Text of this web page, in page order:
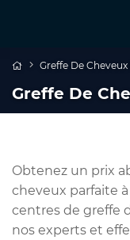
Greffe De
Greffe De
Obtenez un prix
cheveux parfaite
centres de greffe
nos experts et